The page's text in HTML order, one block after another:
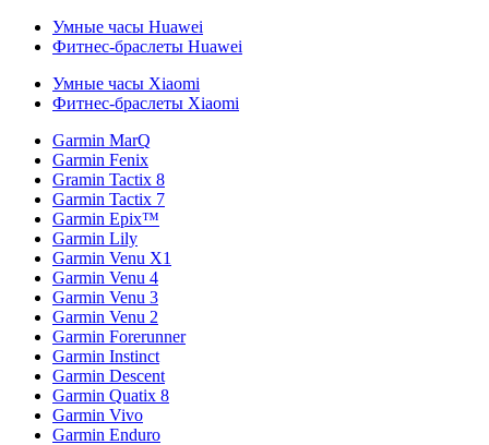
Умные часы Huawei
Фитнес-браслеты Huawei
Умные часы Xiaomi
Фитнес-браслеты Xiaomi
Garmin MarQ
Garmin Fenix
Gramin Tactix 8
Garmin Tactix 7
Garmin Epix™
Garmin Lily
Garmin Venu X1
Garmin Venu 4
Garmin Venu 3
Garmin Venu 2
Garmin Forerunner
Garmin Instinct
Garmin Descent
Garmin Quatix 8
Garmin Vivo
Garmin Enduro